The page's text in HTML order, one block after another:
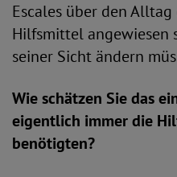
Escales über den
Hilfsmittel angewiesen
seiner Sicht ändern
Wie schätzen Sie das
eigentlich immer die
benötigten?